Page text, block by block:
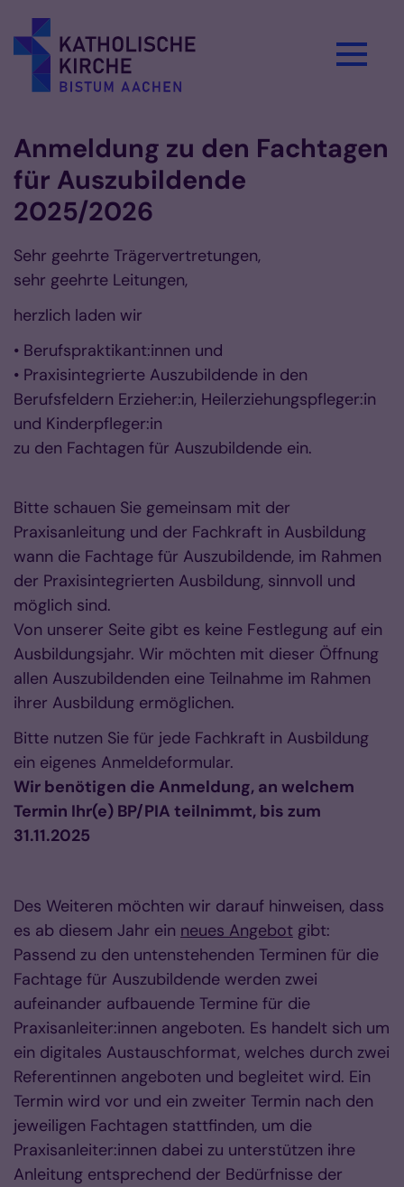
Anmeldung zu den Fachtagen
für Auszubildende
2025/2026
Sehr geehrte Trägervertretungen,
sehr geehrte Leitungen,
herzlich laden wir
• Berufspraktikant:innen und
• Praxisintegrierte Auszubildende in den
Berufsfeldern Erzieher:in, Heilerziehungspfleger:in
und Kinderpfleger:in
zu den Fachtagen für Auszubildende ein.
Bitte schauen Sie gemeinsam mit der
Praxisanleitung und der Fachkraft in Ausbildung
wann die Fachtage für Auszubildende, im Rahmen
der Praxisintegrierten Ausbildung, sinnvoll und
möglich sind.
Von unserer Seite gibt es keine Festlegung auf ein
Ausbildungsjahr. Wir möchten mit dieser Öffnung
allen Auszubildenden eine Teilnahme im Rahmen
ihrer Ausbildung ermöglichen.
Bitte nutzen Sie für jede Fachkraft in Ausbildung
ein eigenes Anmeldeformular.
Wir benötigen die Anmeldung, an welchem
Termin Ihr(e) BP/PIA teilnimmt, bis zum
31.11.2025
Des Weiteren möchten wir darauf hinweisen, dass
es ab diesem Jahr ein neues Angebot gibt:
Passend zu den untenstehenden Terminen für die
Fachtage für Auszubildende werden zwei
aufeinander aufbauende Termine für die
Praxisanleiter:innen angeboten. Es handelt sich um
ein digitales Austauschformat, welches durch zwei
Referentinnen angeboten und begleitet wird. Ein
Termin wird vor und ein zweiter Termin nach den
jeweiligen Fachtagen stattfinden, um die
Praxisanleiter:innen dabei zu unterstützen ihre
Anleitung entsprechend der Bedürfnisse der